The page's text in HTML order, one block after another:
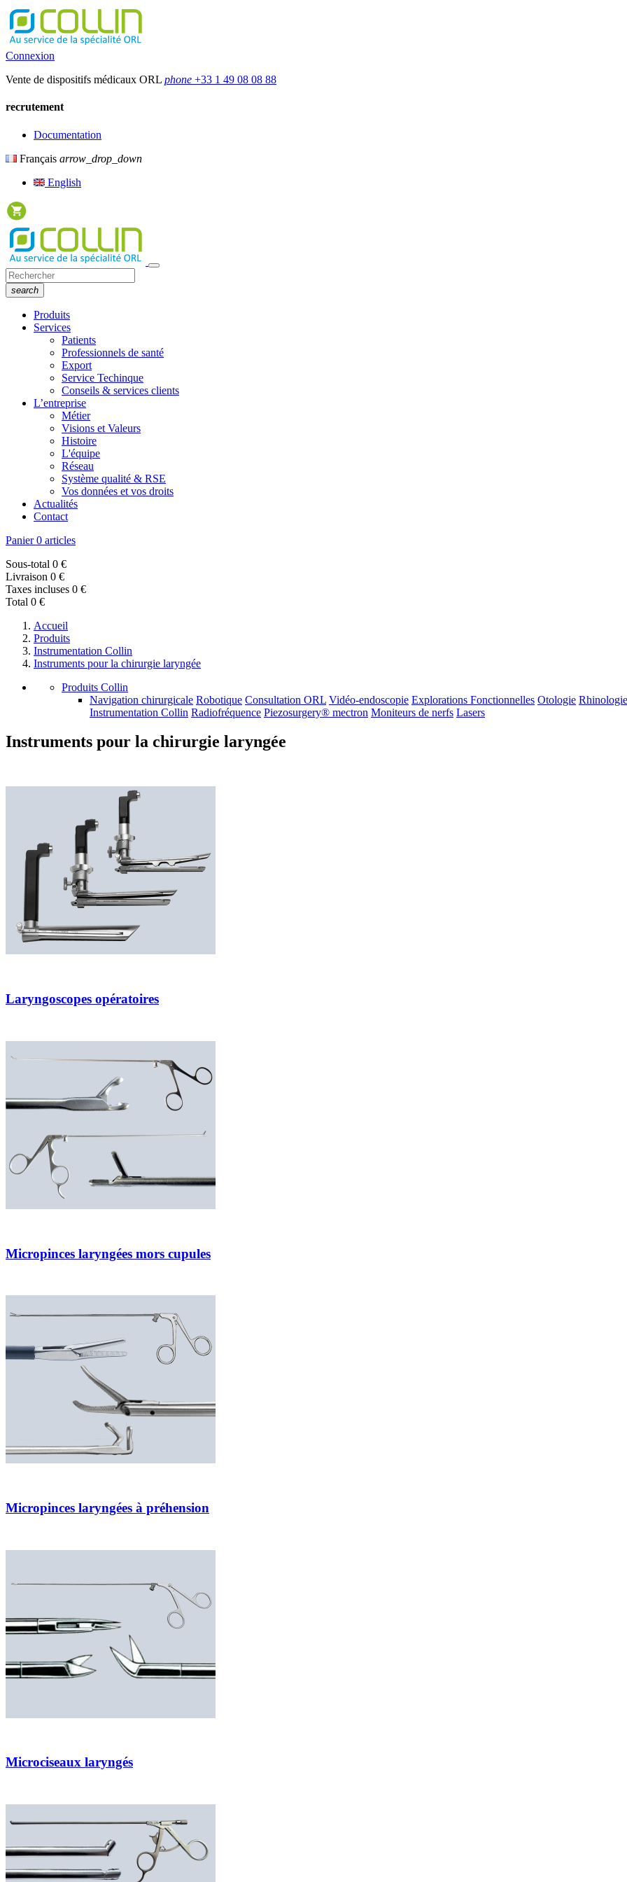
Connexion
Vente de dispositifs médicaux ORL phone +33 1 49 08 08 88
recrutement
Documentation
Français arrow_drop_down
English
search
Produits
Services
Patients
Professionnels de santé
Export
Service Techinque
Conseils & services clients
L’entreprise
Métier
Visions et Valeurs
Histoire
L'équipe
Réseau
Système qualité & RSE
Vos données et vos droits
Actualités
Contact
Panier 0 articles
Sous-total 0 €
Livraison 0 €
Taxes incluses 0 €
Total 0 €
Accueil
Produits
Instrumentation Collin
Instruments pour la chirurgie laryngée
Produits Collin
Navigation chirurgicale Robotique Consultation ORL Vidéo-endoscopie Explorations Fonctionnelles Otologie Rhinologie
Instrumentation Collin Radiofréquence Piezosurgery® mectron Moniteurs de nerfs Lasers
Instruments pour la chirurgie laryngée
Laryngoscopes opératoires
Micropinces laryngées mors cupules
Micropinces laryngées à préhension
Microciseaux laryngés